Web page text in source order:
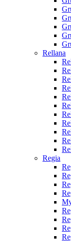
Rellana
Regia